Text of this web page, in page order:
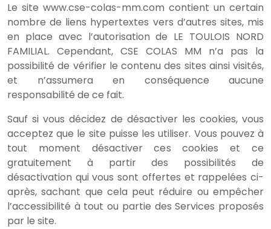
Le site www.cse-colas-mm.com contient un certain
nombre de liens hypertextes vers d’autres sites, mis
en place avec l’autorisation de LE TOULOIS NORD
FAMILIAL. Cependant, CSE COLAS MM n’a pas la
possibilité de vérifier le contenu des sites ainsi visités,
et n’assumera en conséquence aucune
responsabilité de ce fait.
Sauf si vous décidez de désactiver les cookies, vous
acceptez que le site puisse les utiliser. Vous pouvez à
tout moment désactiver ces cookies et ce
gratuitement à partir des possibilités de
désactivation qui vous sont offertes et rappelées ci-
après, sachant que cela peut réduire ou empêcher
l’accessibilité à tout ou partie des Services proposés
par le site.